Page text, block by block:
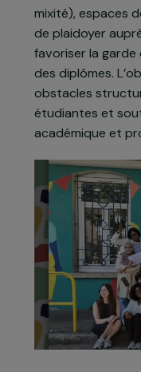
difficultés de
Pour y
programme «
femmes
individuel,
mixité),
de plaidoyer
favoriser la
des diplômes.
obstacles
étudiantes et
académique et